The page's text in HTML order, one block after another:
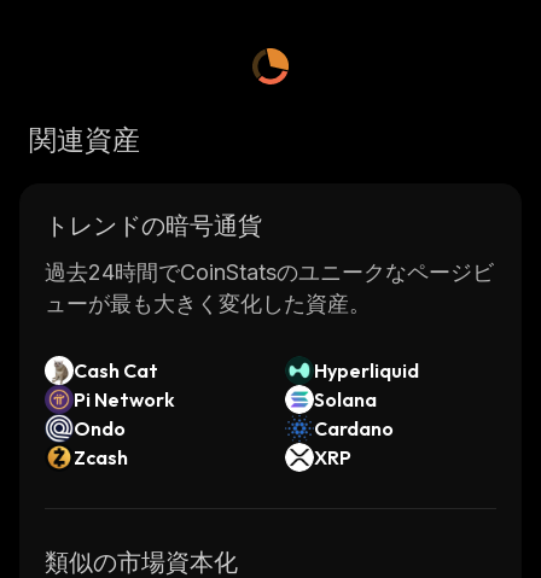
関連資産
トレンドの暗号通貨
過去24時間でCoinStatsのユニークなページビ
ューが最も大きく変化した資産。
Cash Cat
Hyperliquid
Pi Network
Solana
Ondo
Cardano
Zcash
XRP
類似の市場資本化